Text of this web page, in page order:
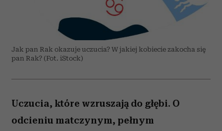
Jak pan Rak okazuje uczucia? W jakiej kobiecie zakocha się
pan Rak? (Fot. iStock)
Uczucia, które wzruszają do głębi. O
odcieniu matczynym, pełnym